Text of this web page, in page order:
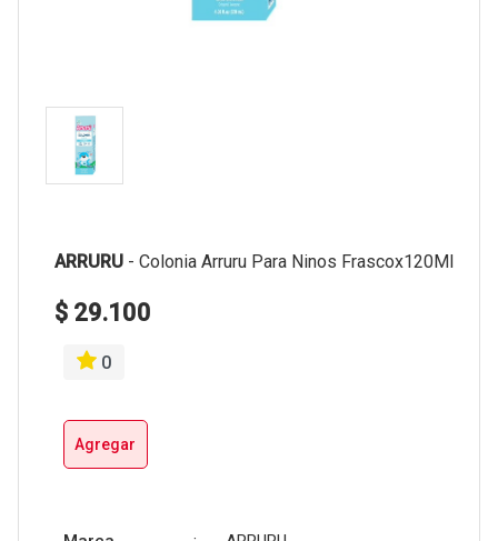
ARRURU - Colonia Arruru Para Ninos Frascox120Ml
$ 29.100
0
Agregar